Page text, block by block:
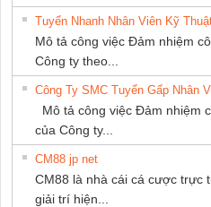
Tuyển Nhanh Nhân Viên Kỹ
Mô tả công việc Đảm nhiệm
Công ty theo...
Công Ty SMC Tuyển Gấp Nhân
Mô tả công việc Đảm nhiệm
của Công ty...
CM88 jp net
CM88 là nhà cái cá cược trực
giải trí hiện...